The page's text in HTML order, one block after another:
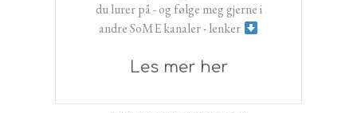
du lurer på - og følge meg gjerne i
andre SoME kanaler - lenker
Les mer her